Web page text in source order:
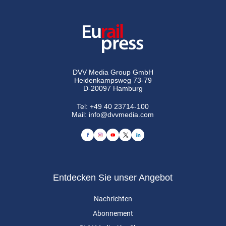
DVV Media Group GmbH
Heidenkampsweg 73-79
D-20097 Hamburg
Tel:+49 40 23714-100
Mail: info@dvvmedia.com
Entdecken Sie unser Angebot
Nachrichten
Abonnement